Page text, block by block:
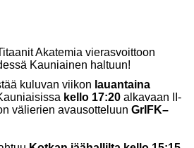
Akatemia vierasvoittoon
Kauniainen haltuun!
kuluvan viikon lauantaina
kello 17:20 alkavaan II-
välierien avausotteluun GrIFK–